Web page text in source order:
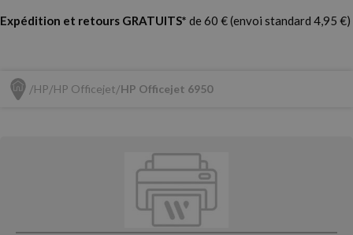
Expédition et retours GRATUITS* de 60 € (envoi standard 4,95 €)
HP HP Officejet HP Officejet 6950